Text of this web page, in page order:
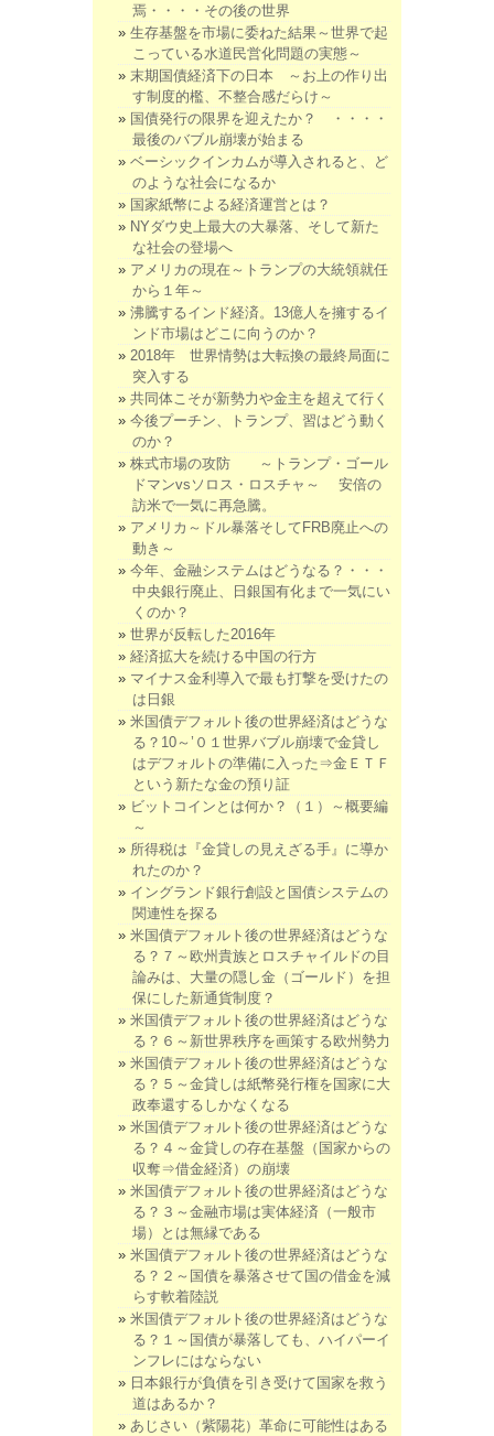
焉・・・・その後の世界
生存基盤を市場に委ねた結果～世界で起
こっている水道民営化問題の実態～
末期国債経済下の日本 ～お上の作り出
す制度的檻、不整合感だらけ～
国債発行の限界を迎えたか？ ・・・・
最後のバブル崩壊が始まる
ベーシックインカムが導入されると、ど
のような社会になるか
国家紙幣による経済運営とは？
NYダウ史上最大の大暴落、そして新た
な社会の登場へ
アメリカの現在～トランプの大統領就任
から１年～
沸騰するインド経済。13億人を擁するイ
ンド市場はどこに向うのか？
2018年 世界情勢は大転換の最終局面に
突入する
共同体こそが新勢力や金主を超えて行く
今後プーチン、トランプ、習はどう動く
のか？
株式市場の攻防 ～トランプ・ゴール
ドマンvsソロス・ロスチャ～ 安倍の
訪米で一気に再急騰。
アメリカ～ドル暴落そしてFRB廃止への
動き～
今年、金融システムはどうなる？・・・
中央銀行廃止、日銀国有化まで一気にい
くのか？
世界が反転した2016年
経済拡大を続ける中国の行方
マイナス金利導入で最も打撃を受けたの
は日銀
米国債デフォルト後の世界経済はどうな
る？10～’０１世界バブル崩壊で金貸し
はデフォルトの準備に入った⇒金ＥＴＦ
という新たな金の預り証
ビットコインとは何か？（１）～概要編
～
所得税は『金貸しの見えざる手』に導か
れたのか？
イングランド銀行創設と国債システムの
関連性を探る
米国債デフォルト後の世界経済はどうな
る？７～欧州貴族とロスチャイルドの目
論みは、大量の隠し金（ゴールド）を担
保にした新通貨制度？
米国債デフォルト後の世界経済はどうな
る？６～新世界秩序を画策する欧州勢力
米国債デフォルト後の世界経済はどうな
る？５～金貸しは紙幣発行権を国家に大
政奉還するしかなくなる
米国債デフォルト後の世界経済はどうな
る？４～金貸しの存在基盤（国家からの
収奪⇒借金経済）の崩壊
米国債デフォルト後の世界経済はどうな
る？３～金融市場は実体経済（一般市
場）とは無縁である
米国債デフォルト後の世界経済はどうな
る？２～国債を暴落させて国の借金を減
らす軟着陸説
米国債デフォルト後の世界経済はどうな
る？１～国債が暴落しても、ハイパーイ
ンフレにはならない
日本銀行が負債を引き受けて国家を救う
道はあるか？
あじさい（紫陽花）革命に可能性はある